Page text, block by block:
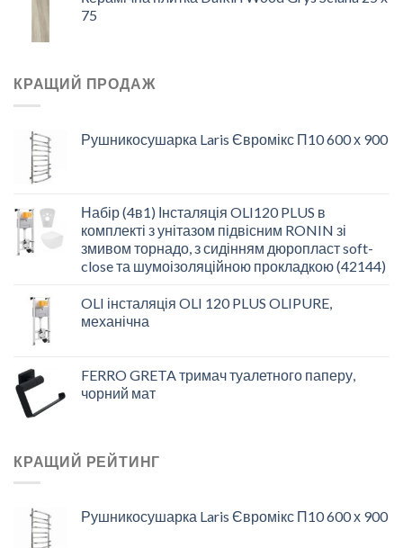
75
КРАЩИЙ ПРОДАЖ
Рушникосушарка Laris Євромікс П10 600 х 900
Набір (4в1) Інсталяція OLI120 PLUS в
комплекті з унітазом підвісним RONIN зі
змивом торнадо, з сидінням дюропласт soft-
close та шумоізоляційною прокладкою (42144)
OLI інсталяція OLI 120 PLUS OLIPURE,
механічна
FERRO GRETA тримач туалетного паперу,
чорний мат
КРАЩИЙ РЕЙТИНГ
Рушникосушарка Laris Євромікс П10 600 х 900